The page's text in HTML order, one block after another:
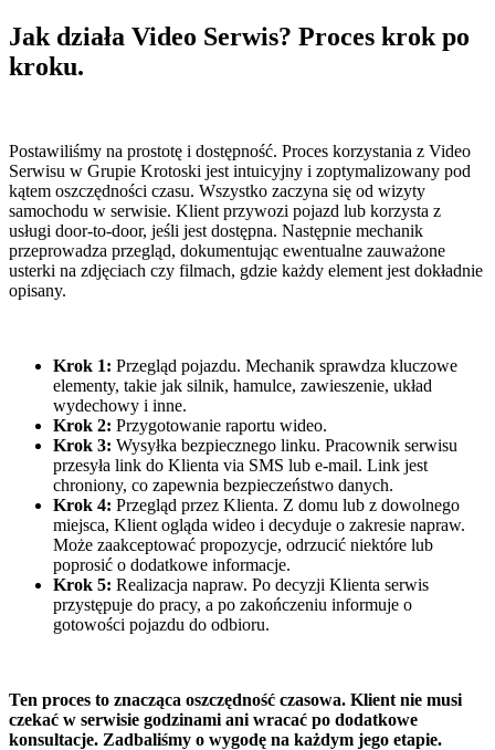
Jak działa Video Serwis? Proces krok po
kroku.
Postawiliśmy na prostotę i dostępność. Proces korzystania z Video
Serwisu w Grupie Krotoski jest intuicyjny i zoptymalizowany pod
kątem oszczędności czasu. Wszystko zaczyna się od wizyty
samochodu w serwisie. Klient przywozi pojazd lub korzysta z
usługi door-to-door, jeśli jest dostępna. Następnie mechanik
przeprowadza przegląd, dokumentując ewentualne zauważone
usterki na zdjęciach czy filmach, gdzie każdy element jest dokładnie
opisany.
Krok 1: Przegląd pojazdu. Mechanik sprawdza kluczowe
elementy, takie jak silnik, hamulce, zawieszenie, układ
wydechowy i inne.
Krok 2: Przygotowanie raportu wideo.
Krok 3: Wysyłka bezpiecznego linku. Pracownik serwisu
przesyła link do Klienta via SMS lub e-mail. Link jest
chroniony, co zapewnia bezpieczeństwo danych.
Krok 4: Przegląd przez Klienta. Z domu lub z dowolnego
miejsca, Klient ogląda wideo i decyduje o zakresie napraw.
Może zaakceptować propozycje, odrzucić niektóre lub
poprosić o dodatkowe informacje.
Krok 5: Realizacja napraw. Po decyzji Klienta serwis
przystępuje do pracy, a po zakończeniu informuje o
gotowości pojazdu do odbioru.
Ten proces to znacząca oszczędność czasowa. Klient nie musi
czekać w serwisie godzinami ani wracać po dodatkowe
konsultacje. Zadbaliśmy o wygodę na każdym jego etapie.